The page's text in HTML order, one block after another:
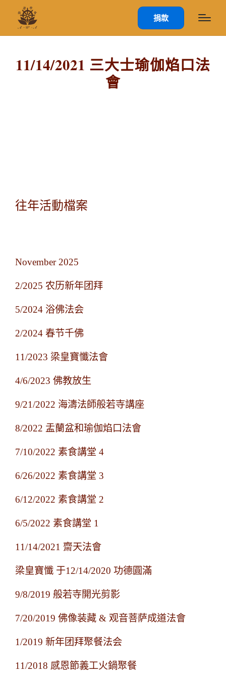
捐款
11/14/2021 三大士瑜伽焰口法
會
往年活動檔案
November 2025
2/2025 农历新年团拜
5/2024 浴佛法会
2/2024 春节千佛
11/2023 梁皇寶懺法會
4/6/2023 佛教放生
9/21/2022 海濤法師般若寺講座
8/2022 盂蘭盆和瑜伽焰口法會
7/10/2022 素食講堂 4
6/26/2022 素食講堂 3
6/12/2022 素食講堂 2
6/5/2022 素食講堂 1
11/14/2021 齋天法會
梁皇寶懺 于12/14/2020 功德圓滿
9/8/2019 般若寺開光剪影
7/20/2019 佛像装藏 & 观音菩萨成道法會
1/2019 新年团拜聚餐法会
11/2018 感恩節義工火鍋聚餐